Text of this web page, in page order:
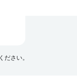
さい。